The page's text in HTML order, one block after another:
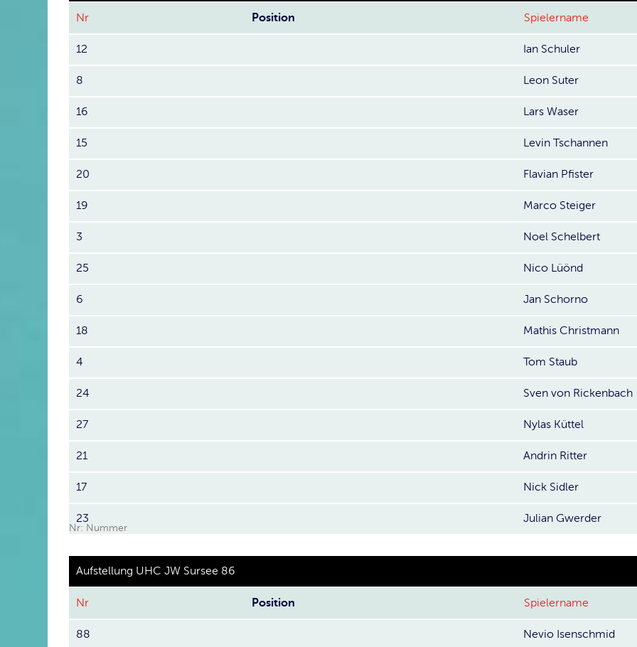
Nr Position Spielername
12 Ian Schuler
8 Leon Suter
16 Lars Waser
15 Levin Tschannen
20 Flavian Pfister
19 Marco Steiger
3 Noel Schelbert
25 Nico Lüönd
6 Jan Schorno
18 Mathis Christmann
4 Tom Staub
24 Sven von Rickenbach
27 Nylas Küttel
21 Andrin Ritter
17 Nick Sidler
23 Julian Gwerder
Nr: Nummer
Aufstellung UHC JW Sursee 86
Nr Position Spielername
88 Nevio Isenschmid